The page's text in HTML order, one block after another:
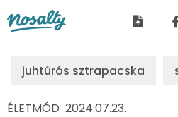
juhtúrós sztrapacska
ÉLETMÓD 2024.07.23.